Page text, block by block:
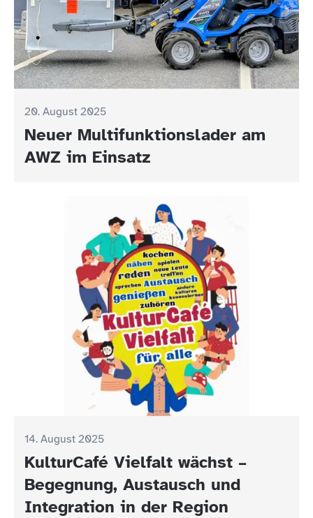
20. August 2025
Neuer Multifunktionslader am
AWZ im Einsatz
14. August 2025
KulturCafé Vielfalt wächst –
Begegnung, Austausch und
Integration in der Region